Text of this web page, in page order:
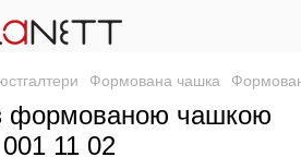
Формована чашка
формованою чашкою
11 02